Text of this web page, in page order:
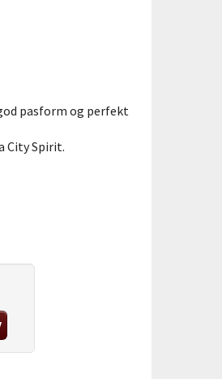
pasform og perfekt
City Spirit.